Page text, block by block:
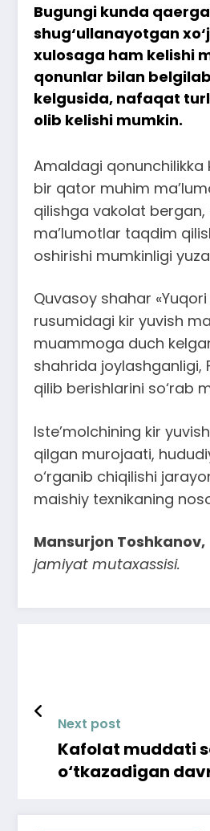
Bugungi kunda
shug‘ullanayotgan
xulosaga ham kelishi
qonunlar bilan
kelgusida, nafaqat
olib kelishi mumkin.
Amaldagi
bir qator muhim
qilishga vakolat bergan,
ma’lumotlar taqdim
oshirishi mumkinligi
Quvasoy shahar
rusumidagi kir yuvish
muammoga duch
shahrida joylashganligi,
qilib berishlarini so‘rab
Iste’molchining kir
qilgan murojaati,
o‘rganib chiqilishi
maishiy texnikaning
Mansurjon Toshkanov,
jamiyat mutaxassisi.
Next post
Kafolat muddati
o‘tkazadigan